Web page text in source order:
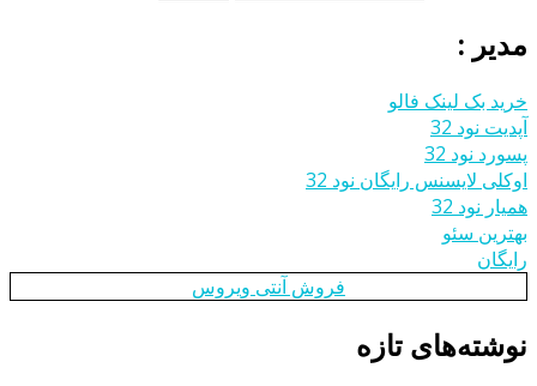
مدیر :
خرید بک لینک فالو
آپدیت نود 32
پسورد نود 32
اوکلی لایسنس رایگان نود 32
همیار نود 32
بهترین سئو
رایگان
فروش آنتی ویروس
نوشته‌های تازه